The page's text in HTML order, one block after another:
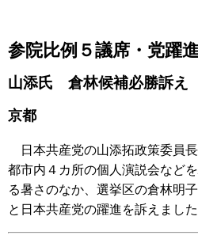
参院比例５議席・党躍
山添氏 倉林候補必勝訴え
京都
日本共産党の山添拓政策委員
都市内４カ所の個人演説会など
る暑さのなか、選挙区の倉林明
と日本共産党の躍進を訴えました